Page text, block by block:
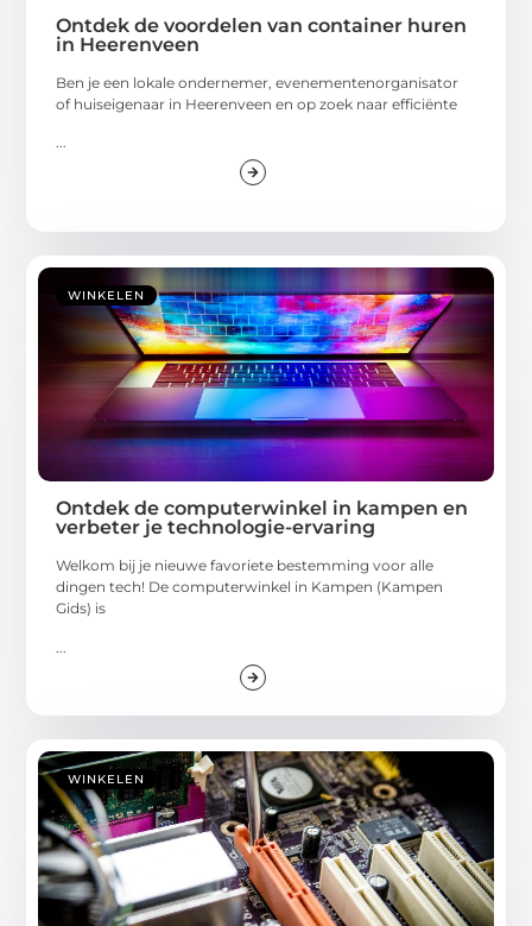
Ontdek de voordelen van container huren
in Heerenveen
Ben je een lokale ondernemer, evenementenorganisator
of huiseigenaar in Heerenveen en op zoek naar efficiënte
...
WINKELEN
Ontdek de computerwinkel in kampen en
verbeter je technologie-ervaring
Welkom bij je nieuwe favoriete bestemming voor alle
dingen tech! De computerwinkel in Kampen (Kampen
Gids) is
WINKELEN